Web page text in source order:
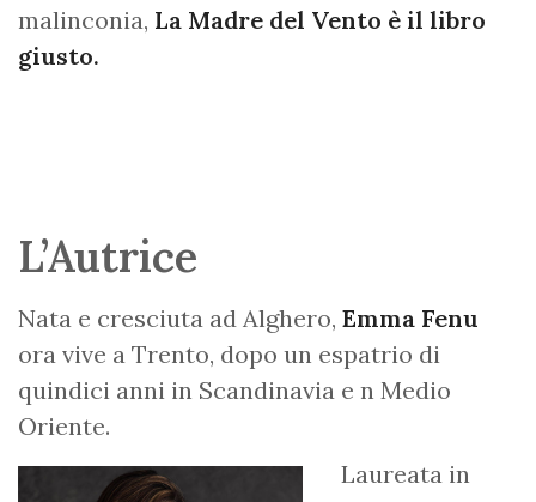
malinconia, La Madre del Vento è il libro
giusto.
L’Autrice
Nata e cresciuta ad Alghero, Emma Fenu
ora vive a Trento, dopo un espatrio di
quindici anni in Scandinavia e n Medio
Oriente.
Laureata in